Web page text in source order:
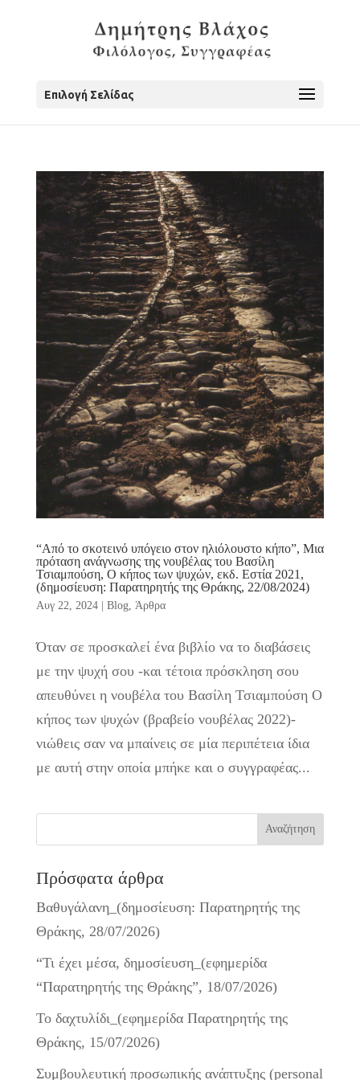
Επιλογή Σελίδας
“Από το σκοτεινό υπόγειο στον ηλιόλουστο κήπο”, Μια
πρόταση ανάγνωσης της νουβέλας του Βασίλη
Τσιαμπούση, Ο κήπος των ψυχών, εκδ. Εστία 2021,
(δημοσίευση: Παρατηρητής της Θράκης, 22/08/2024)
Αυγ 22, 2024| Blog, Άρθρα
Όταν σε προσκαλεί ένα βιβλίο να το διαβάσεις
με την ψυχή σου -και τέτοια πρόσκληση σου
απευθύνει η νουβέλα του Βασίλη Τσιαμπούση Ο
κήπος των ψυχών (βραβείο νουβέλας 2022)-
νιώθεις σαν να μπαίνεις σε μία περιπέτεια ίδια
με αυτή στην οποία μπήκε και ο συγγραφέας...
Πρόσφατα άρθρα
Βαθυγάλανη_(δημοσίευση: Παρατηρητής της
Θράκης, 28/07/2026)
“Τι έχει μέσα, δημοσίευση_(εφημερίδα
“Παρατηρητής της Θράκης”, 18/07/2026)
Το δαχτυλίδι_(εφημερίδα Παρατηρητής της
Θράκης, 15/07/2026)
Συμβουλευτική προσωπικής ανάπτυξης (personal